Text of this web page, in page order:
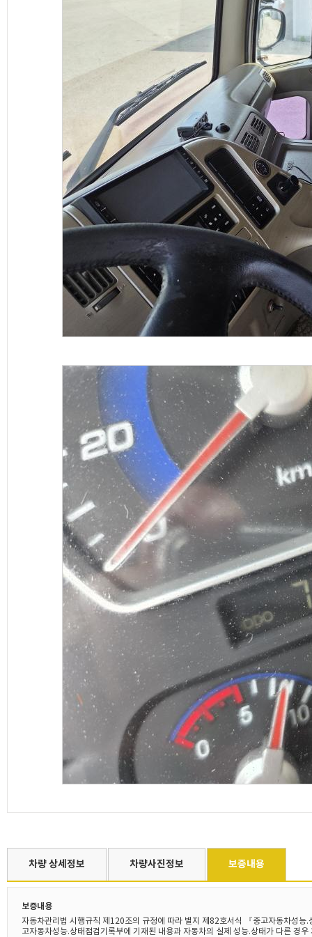
차량 상세정보 차량사진정보 보증내용
보증내용
자동차관리법 시행규칙 제120조의 규정에 따라 별지 제82호서식 『중고자동차성
고자동차성능.상태점검기록부에 기재된 내용과 자동차의 실제 성능.상태가 다른 경